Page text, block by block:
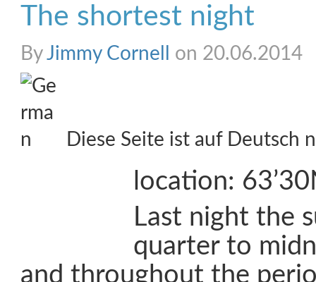
The shortest night
ByJimmy Cornell on 20.06.2014
Diese Seite ist auf Deutsch
location:
Last night the
quarter to
and throughout the